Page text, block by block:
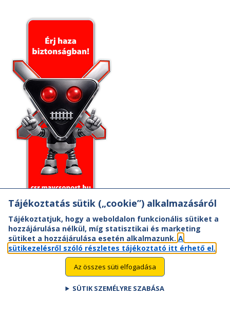
Tájékoztatás sütik („cookie”) alkalmazásáról
Tájékoztatjuk, hogy a weboldalon funkcionális sütiket a
hozzájárulása nélkül, míg statisztikai és marketing
sütiket a hozzájárulása esetén alkalmazunk. A
sütikezelésről szóló részletes tájékoztató itt érhető el.
Az összes süti elfogadása
SÜTIK SZEMÉLYRE SZABÁSA